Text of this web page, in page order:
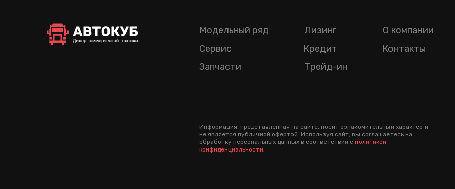
Лизинг
Кредит
Трейд-ин
Модельный ряд
Сервис
Запчасти
О компании
Контакты
Информация, представленная на сайте, носит ознакомительный характер и
не является публичной офертой. Используя сайт, вы соглашаетесь на
обработку персональных данных в соответствии с политикой
конфиденциальности.